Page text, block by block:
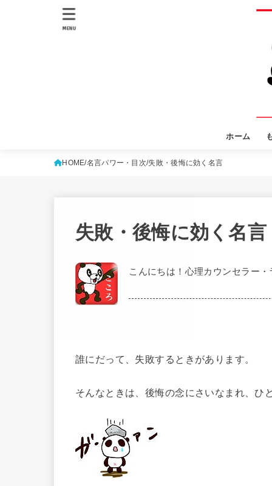
ホーム
MENU
HOME 名言パワー・目次 失敗・後悔に効く名言
失敗・後悔に効く名言
こんにちは！心理カウンセラー
誰にだって、失敗するときがあります。
そんなときは、後悔の念にさいなまれ、ひ